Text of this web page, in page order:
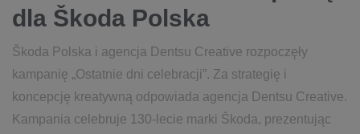
dla Škoda Polska
Škoda Polska i agencja Dentsu Creative rozpoczęły
kampanię „Ostatnie dni celebracji”. Za strategię i
koncepcję kreatywną odpowiada agencja Dentsu Creative.
Kampania celebruje 130-lecie marki Škoda, prezentując